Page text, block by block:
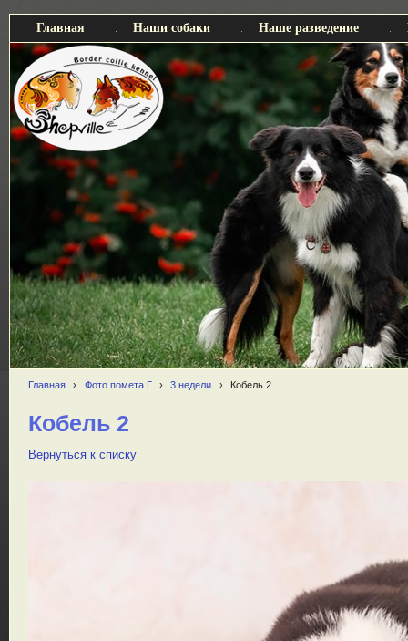
Главная Наши собаки Наше разведение
Главная › Фото помета Г › 3 недели › Кобель 2
Кобель 2
Вернуться к списку